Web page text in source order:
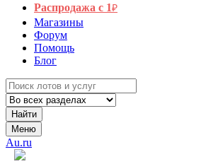
Распродажа с 1₽
Магазины
Форум
Помощь
Блог
Найти
Меню
Au.ru